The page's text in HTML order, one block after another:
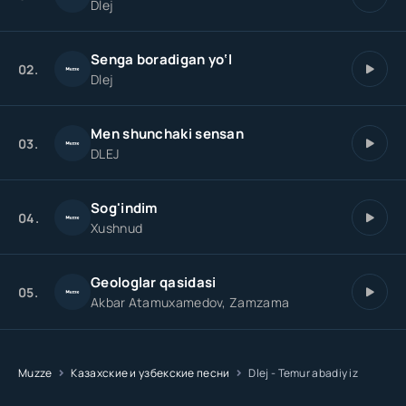
Temur Temur yurak yonar
Temur Temur izim qolar
Temur abadiy abadiy
Dlej
02. Senga boradigan yo‘l
Dlej
03. Men shunchaki sensan
DLEJ
04. Sog'indim
Xushnud
05. Geologlar qasidasi
Akbar Atamuxamedov, Zamzama
Muzze Казахские и узбекские песни Dlej - Temur abadiy iz